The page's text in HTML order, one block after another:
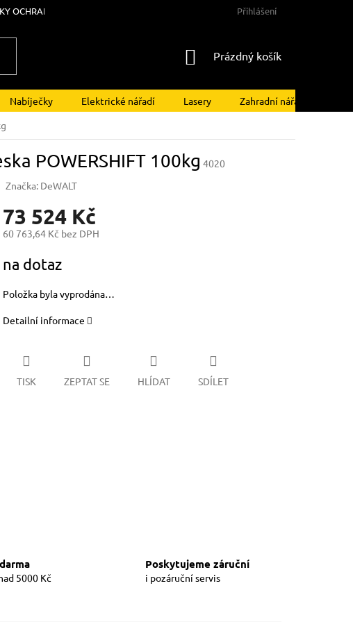
OCHRANY OSOBNÍCH ÚDAJŮ Přihlášení
NÁKUPNÍ
Prázdný košík
Nabíječky Elektrické nářadí Lasery Zahradní nářadí
POWERSHIFT 100kg 4020
Značka: DeWALT
73 524 Kč
60 763,64 Kč bez DPH
cena:
na dotaz
Položka byla vyprodána…
Detailní informace
TISK ZEPTAT SE HLÍDAT SDÍLET
5000 Kč
Poskytujeme záruční
i pozáruční servis